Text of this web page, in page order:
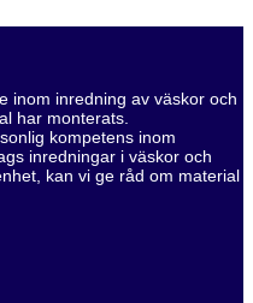
inom inredning av väskor och
har monterats.
kompetens inom
inredningar i väskor och
kan vi ge råd om material